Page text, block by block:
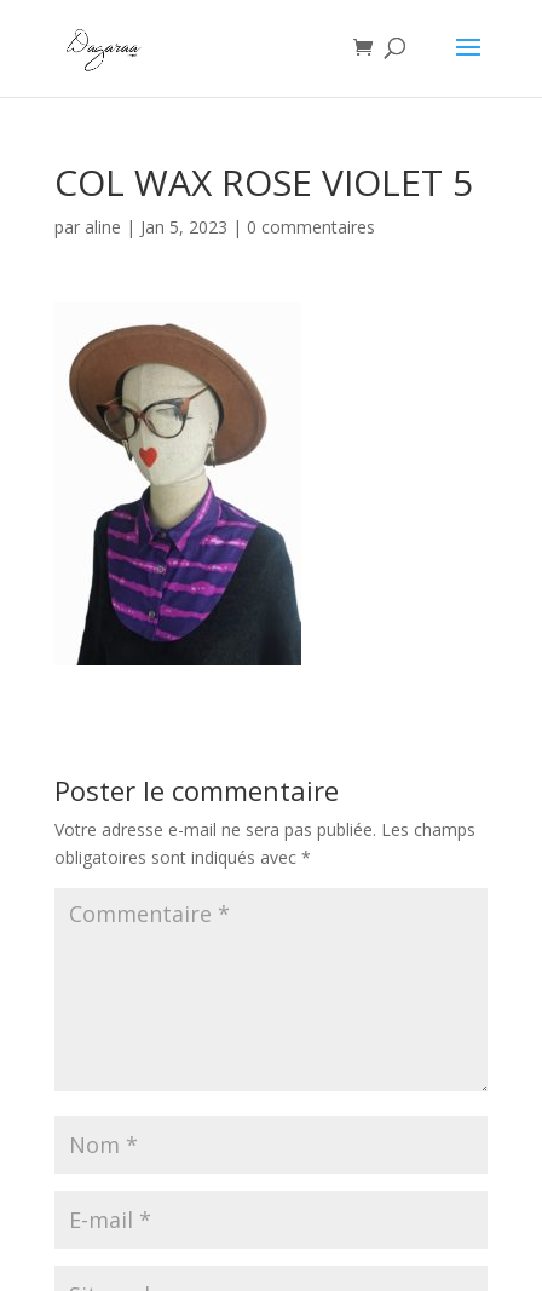
COL WAX ROSE VIOLET 5
par aline | Jan 5, 2023 | 0 commentaires
Poster le commentaire
Votre adresse e-mail ne sera pas publiée. Les champs
obligatoires sont indiqués avec *